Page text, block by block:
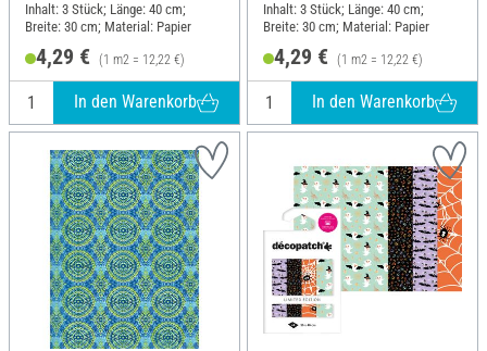
Inhalt: 3 Stück; Länge: 40 cm;
Breite: 30 cm; Material: Papier
4,29 € (1 m2 = 12,22 €)
In den Warenkorb
Inhalt: 3 Stück; Länge: 40 cm;
Breite: 30 cm; Material: Papier
4,29 € (1 m2 = 12,22 €)
In den Warenkorb